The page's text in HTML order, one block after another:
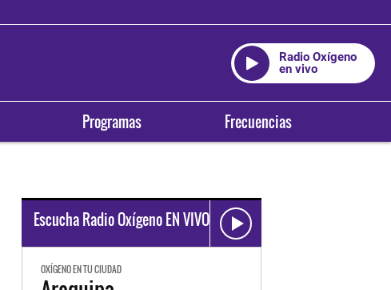
Radio Oxígeno
en vivo
Programas Frecuencias
Escucha Radio Oxígeno EN VIVO
OXÍGENO EN TU CIUDAD